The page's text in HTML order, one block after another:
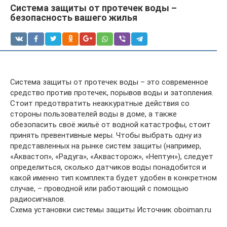
Система защиты от протечек воды –
безопасность вашего жилья
Система защиты от протечек воды – это современное
средство против протечек, порывов воды и затопления.
Стоит предотвратить неаккуратные действия со
стороны пользователей воды в доме, а также
обезопасить своё жильё от водной катастрофы, стоит
принять превентивные меры. Чтобы выбрать одну из
представленных на рынке систем защиты (например,
«Аквастоп», «Радуга», «Аквасторож», «Нептун»), следует
определиться, сколько датчиков воды понадобится и
какой именно тип комплекта будет удобен в конкретном
случае, – проводной или работающий с помощью
радиосигналов.
Схема установки системы защиты Источник oboiman.ru